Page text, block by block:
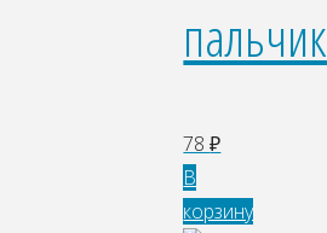
пальчик
78₽
В
корзину